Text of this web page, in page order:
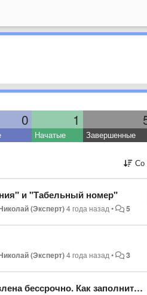
0 1
Начатые Завершенные
Со
и "Табельный номер"
(Эксперт)4 года назад• 5
(Эксперт)4 года назад• 3
дату окончания инвалидности??